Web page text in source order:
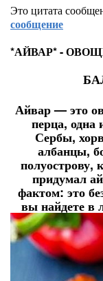
Это цитата
сообщение
*АЙВАР* -
Айвар — это
перца, одна
Сербы,
албанцы,
полуострову,
придумал
фактом: это
вы найдете в